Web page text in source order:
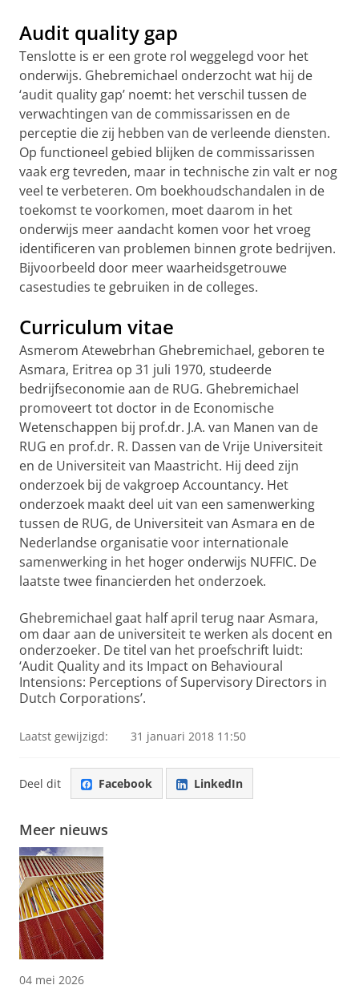
Audit quality gap
Tenslotte is er een grote rol weggelegd voor het
onderwijs. Ghebremichael onderzocht wat hij de
‘audit quality gap’ noemt: het verschil tussen de
verwachtingen van de commissarissen en de
perceptie die zij hebben van de verleende diensten.
Op functioneel gebied blijken de commissarissen
vaak erg tevreden, maar in technische zin valt er nog
veel te verbeteren. Om boekhoudschandalen in de
toekomst te voorkomen, moet daarom in het
onderwijs meer aandacht komen voor het vroeg
identificeren van problemen binnen grote bedrijven.
Bijvoorbeeld door meer waarheidsgetrouwe
casestudies te gebruiken in de colleges.
Curriculum vitae
Asmerom Atewebrhan Ghebremichael, geboren te
Asmara, Eritrea op 31 juli 1970, studeerde
bedrijfseconomie aan de RUG. Ghebremichael
promoveert tot doctor in de Economische
Wetenschappen bij prof.dr. J.A. van Manen van de
RUG en prof.dr. R. Dassen van de Vrije Universiteit
en de Universiteit van Maastricht. Hij deed zijn
onderzoek bij de vakgroep Accountancy. Het
onderzoek maakt deel uit van een samenwerking
tussen de RUG, de Universiteit van Asmara en de
Nederlandse organisatie voor internationale
samenwerking in het hoger onderwijs NUFFIC. De
laatste twee financierden het onderzoek.
Ghebremichael gaat half april terug naar Asmara,
om daar aan de universiteit te werken als docent en
onderzoeker. De titel van het proefschrift luidt:
‘Audit Quality and its Impact on Behavioural
Intensions: Perceptions of Supervisory Directors in
Dutch Corporations’.
Laatst gewijzigd: 31 januari 2018 11:50
Deel dit Facebook LinkedIn
Meer nieuws
04 mei 2026